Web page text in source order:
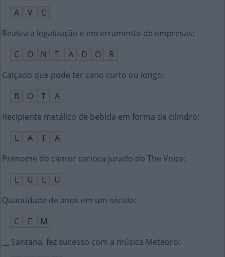
A
V
C
Realiza a legalização e encerramento de empresas:
C
O N T A D O
R
Calçado que pode ter cano curto ou longo:
B
O T
A
Recipiente metálico de bebida em forma de cilindro:
L
A T
A
Prenome do cantor carioca jurado do The Voice:
L
U L
U
Quantidade de anos em um século:
C
E
M
__ Santana, fez sucesso com a música Meteoro: